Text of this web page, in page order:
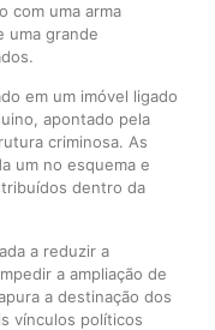
com uma arma
uma grande
em um imóvel ligado
apontado pela
criminosa. As
um no esquema e
dentro da
a reduzir a
a ampliação de
a destinação dos
vínculos políticos